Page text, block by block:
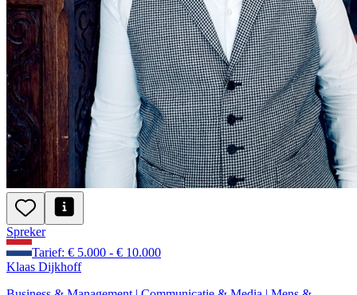
Spreker
Tarief: € 5.000 - € 10.000
Klaas Dijkhoff